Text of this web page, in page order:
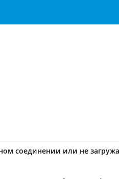
соединении или не